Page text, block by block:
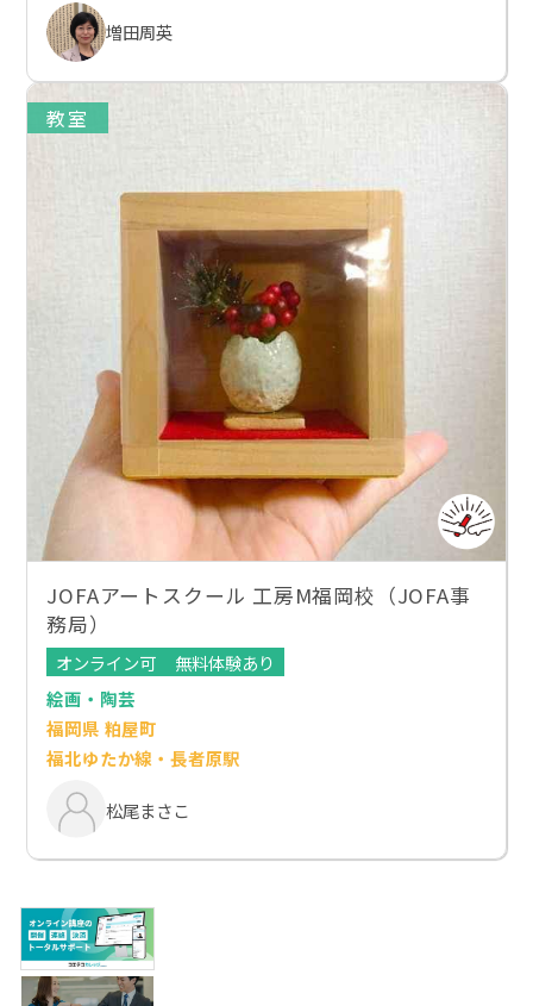
増田周英
教室
JOFAアートスクール 工房M福岡校（JOFA事
務局）
オンライン可
無料体験あり
絵画・陶芸
福岡県 粕屋町
福北ゆたか線・長者原駅
松尾まさこ